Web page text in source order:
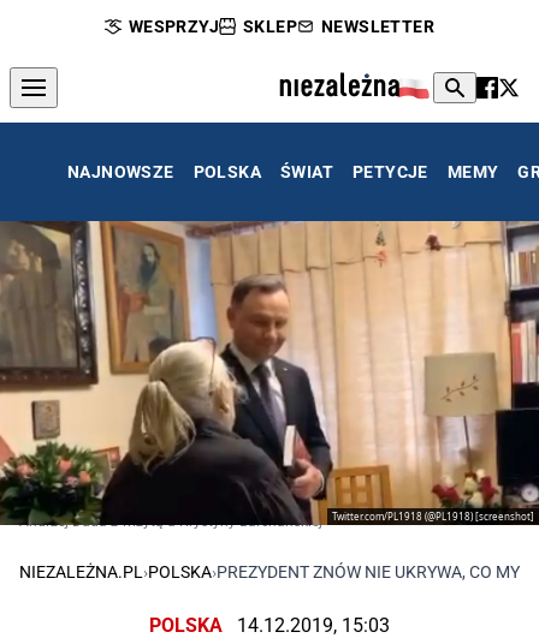
WESPRZYJ SKLEP NEWSLETTER
NAJNOWSZE POLSKA ŚWIAT PETYCJE MEMY
Twitter.com/PL1918 (@PL1918) [screenshot]
Andrzej Duda z wizytą u Krystyny Barchańskiej
NIEZALEŻNA.PL ›POLSKA›PREZYDENT ZNÓW NIE UKRYWA, CO
POLSKA 14.12.2019, 15:03